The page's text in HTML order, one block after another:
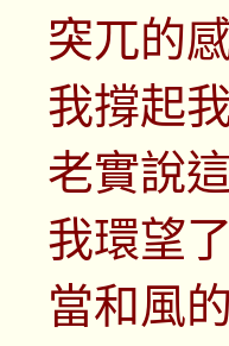
突兀的
我撐起
老實說
我環望
當和風